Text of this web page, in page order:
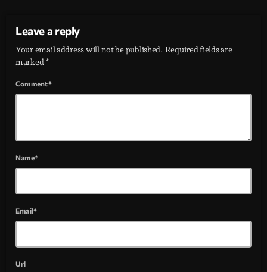
Leave a reply
Your email address will not be published. Required fields are
marked *
Comment*
Name*
Email*
Url